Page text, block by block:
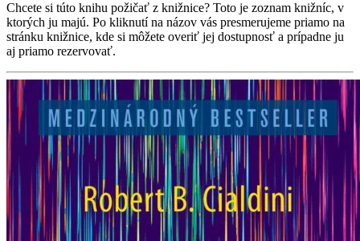
Chcete si túto knihu požičať z knižnice? Toto je zoznam knižníc, v
ktorých ju majú. Po kliknutí na názov vás presmerujeme priamo na
stránku knižnice, kde si môžete overiť jej dostupnosť a prípadne ju
aj priamo rezervovať.